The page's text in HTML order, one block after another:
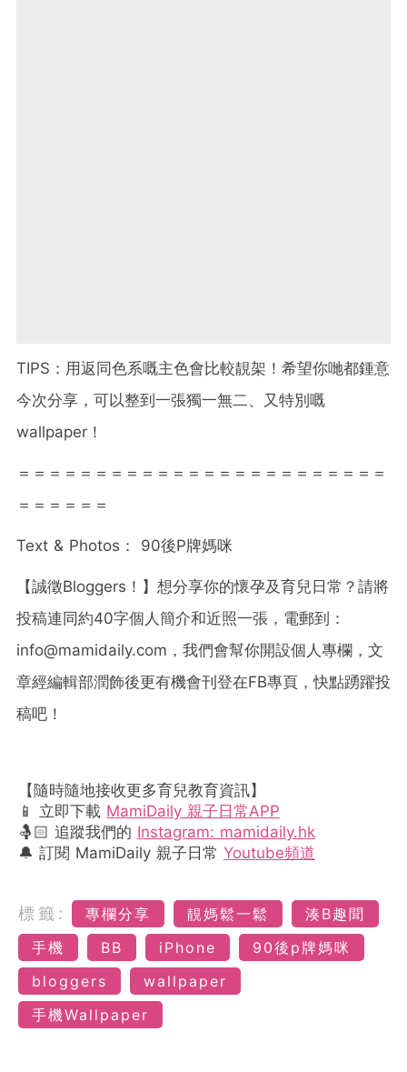
TIPS：用返同色系嘅主色會比較靚架！希望你哋都鍾意
今次分享，可以整到一張獨一無二、又特別嘅
wallpaper！
＝＝＝＝＝＝＝＝＝＝＝＝＝＝＝＝＝＝＝＝＝＝＝＝
＝＝＝＝＝＝
Text & Photos ： 90後P牌媽咪
【誠徵Bloggers ！】想分享你的懷孕及育兒日常？請將
投稿連同約40字個人簡介和近照一張，電郵到：
info@mamidaily.com ，我們會幫你開設個人專欄，文
章經編輯部潤飾後更有機會刊登在FB專頁，快點踴躍投
稿吧！
【隨時隨地接收更多育兒教育資訊】
📱 立即下載 MamiDaily 親子日常APP
🤱🏻 追蹤我們的 Instagram: mamidaily.hk
🔔 訂閱 MamiDaily 親子日常 Youtube頻道
標籤: 專欄分享 靚媽鬆一鬆
湊B趣聞
手機
BB iPhone
90後p牌媽咪
bloggers
wallpaper
手機Wallpaper